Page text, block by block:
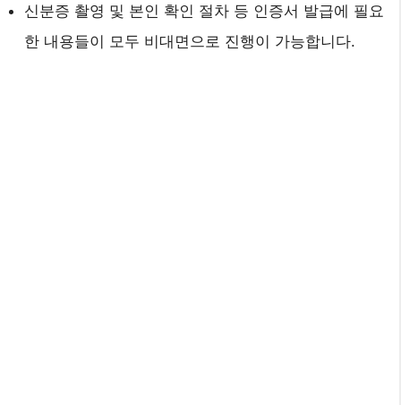
신분증 촬영 및 본인 확인 절차 등 인증서 발급에 필요
한 내용들이 모두 비대면으로 진행이 가능합니다.